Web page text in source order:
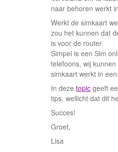
naar behoren werkt
Werkt de simkaart
zou het kunnen dat
is voor de router.
Simpel is een Sim
telefoons, wij
simkaart werkt in
In deze topic geeft
tips, wellicht dat dit
Succes!
Groet,
Lisa